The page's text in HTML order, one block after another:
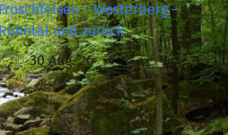
– Westerberg –
und zurück
30 Aug. 26